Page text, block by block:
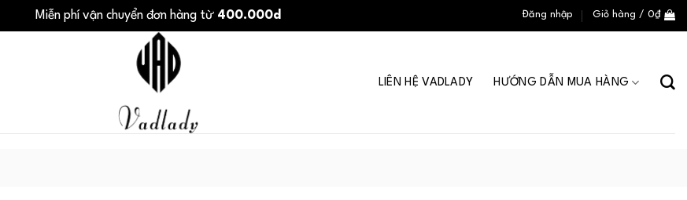
Miễn phí vận chuyển đơn hàng từ 400.000d Đăng nhập Giỏ hàng / 0₫
LIÊN HỆ VADLADY HƯỚNG DẪN MUA HÀNG